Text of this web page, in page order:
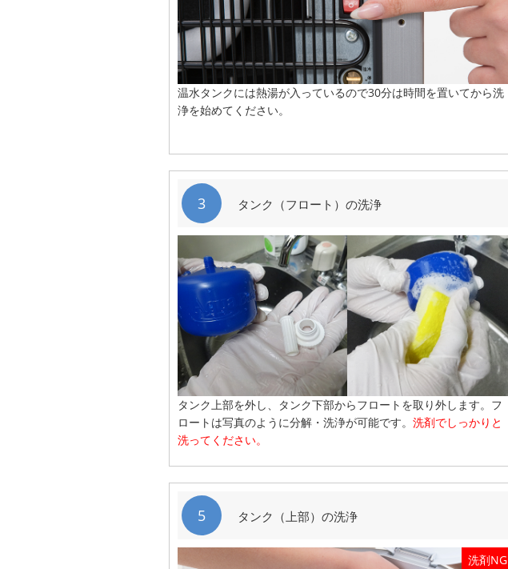
温水タンクには熱湯が入っているので30分は時間を置いてから洗
浄を始めてください。
3 タンク（フロート）の洗浄
タンク上部を外し、タンク下部からフロートを取り外します。フ
ロートは写真のように分解・洗浄が可能です。洗剤でしっかりと
洗ってください。
5 タンク（上部）の洗浄
洗剤NG